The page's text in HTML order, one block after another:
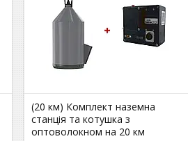
(20 км) Комплект наземна
станція та котушка з
оптоволокном на 20 км